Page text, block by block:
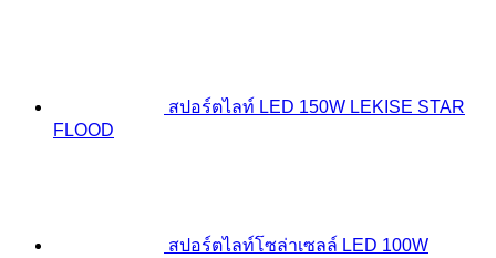
สปอร์ตไลท์ LED 150W LEKISE STAR
FLOOD
สปอร์ตไลท์โซล่าเซลล์ LED 100W